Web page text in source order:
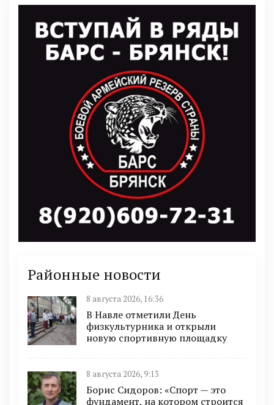
Районные новости
8 августа 2026, 16:36
В Навле отметили День
физкультурника и открыли
новую спортивную площадку
8 августа 2026, 9:13
Борис Сидоров: «Спорт — это
фундамент, на котором строится